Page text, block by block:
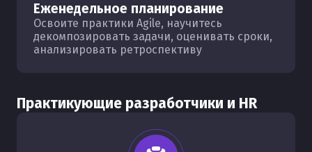
Еженедельное планирование
Освоите практики Agile, научитесь
декомпозировать задачи, оценивать сроки,
анализировать ретроспективу
Практикующие разработчики и HR